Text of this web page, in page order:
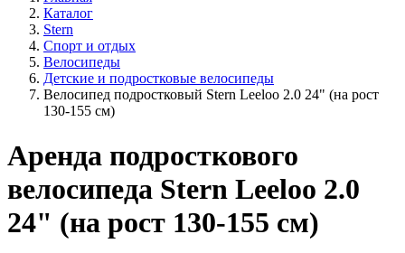
Каталог
Stern
Спорт и отдых
Велосипеды
Детские и подростковые велосипеды
Велосипед подростковый Stern Leeloo 2.0 24" (на рост
130-155 см)
Аренда подросткового
велосипеда Stern Leeloo 2.0
24" (на рост 130-155 см)